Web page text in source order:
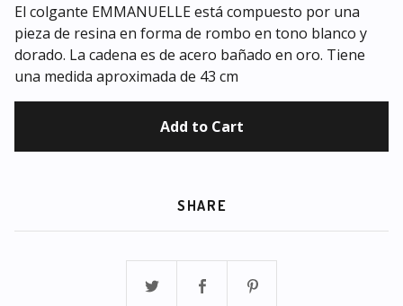
El colgante EMMANUELLE está compuesto por una
pieza de resina en forma de rombo en tono blanco y
dorado. La cadena es de acero bañado en oro. Tiene
una medida aproximada de 43 cm
Add to Cart
SHARE